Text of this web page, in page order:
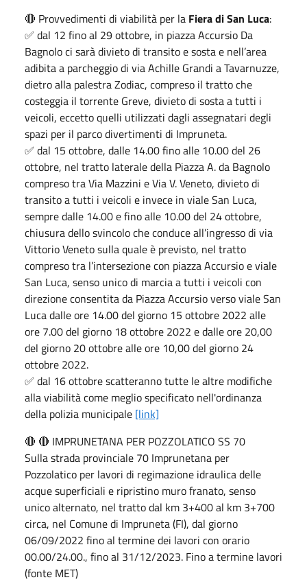
🔴 Provvedimenti di viabilità per la Fiera di San Luca:
✅ dal 12 fino al 29 ottobre, in piazza Accursio Da
Bagnolo ci sarà divieto di transito e sosta e nell’area
adibita a parcheggio di via Achille Grandi a Tavarnuzze,
dietro alla palestra Zodiac, compreso il tratto che
costeggia il torrente Greve, divieto di sosta a tutti i
veicoli, eccetto quelli utilizzati dagli assegnatari degli
spazi per il parco divertimenti di Impruneta.
✅ dal 15 ottobre, dalle 14.00 fino alle 10.00 del 26
ottobre, nel tratto laterale della Piazza A. da Bagnolo
compreso tra Via Mazzini e Via V. Veneto, divieto di
transito a tutti i veicoli e invece in viale San Luca,
sempre dalle 14.00 e fino alle 10.00 del 24 ottobre,
chiusura dello svincolo che conduce all’ingresso di via
Vittorio Veneto sulla quale è previsto, nel tratto
compreso tra l’intersezione con piazza Accursio e viale
San Luca, senso unico di marcia a tutti i veicoli con
direzione consentita da Piazza Accursio verso viale San
Luca dalle ore 14.00 del giorno 15 ottobre 2022 alle
ore 7.00 del giorno 18 ottobre 2022 e dalle ore 20,00
del giorno 20 ottobre alle ore 10,00 del giorno 24
ottobre 2022.
✅ dal 16 ottobre scatteranno tutte le altre modifiche
alla viabilità come meglio specificato nell'ordinanza
della polizia municipale [link]
🔴 🔴 IMPRUNETANA PER POZZOLATICO SS 70
Sulla strada provinciale 70 Imprunetana per
Pozzolatico per lavori di regimazione idraulica delle
acque superficiali e ripristino muro franato, senso
unico alternato, nel tratto dal km 3+400 al km 3+700
circa, nel Comune di Impruneta (FI), dal giorno
06/09/2022 fino al termine dei lavori con orario
00.00/24.00., fino al 31/12/2023. Fino a termine lavori
(fonte MET)